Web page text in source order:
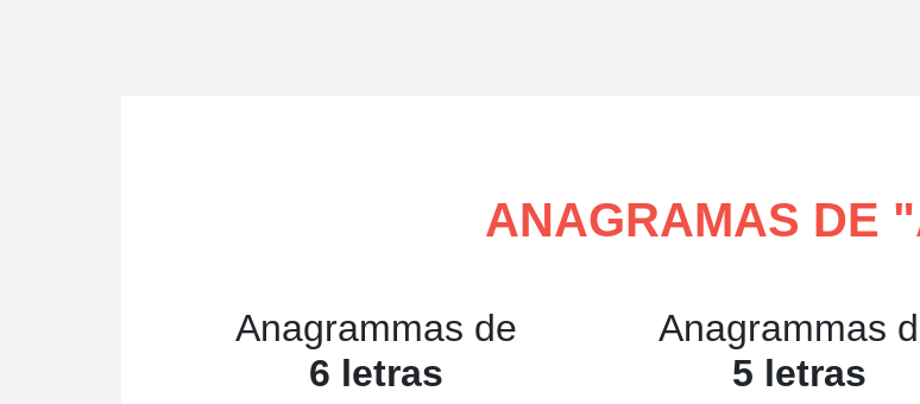
ANAGRAMAS DE "
Anagrammas de
6 letras
Anagrammas
5 letras